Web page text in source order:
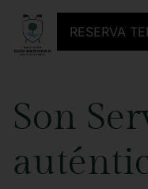
RESERVA
Son